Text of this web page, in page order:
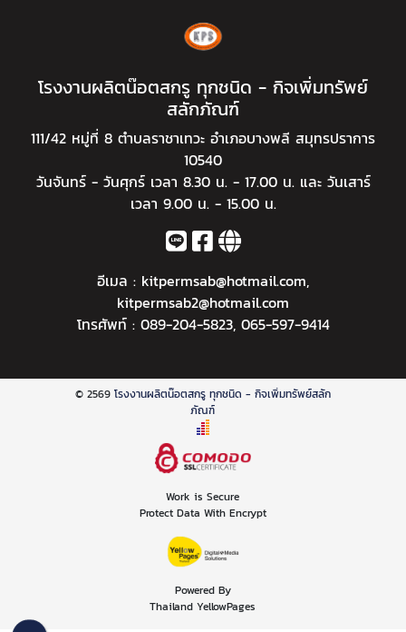
โรงงานผลิตน๊อตสกรู ทุกชนิด - กิจเพิ่มทรัพย์
สลักภัณฑ์
111/42 หมู่ที่ 8 ตำบลราชาเทวะ อำเภอบางพลี สมุทรปราการ
10540
วันจันทร์ - วันศุกร์ เวลา 8.30 น. - 17.00 น. และ วันเสาร์
เวลา 9.00 น. - 15.00 น.
อีเมล : kitpermsab@hotmail.com,
kitpermsab2@hotmail.com
โทรศัพท์ : 089-204-5823, 065-597-9414
© 2569 โรงงานผลิตน๊อตสกรู ทุกชนิด - กิจเพิ่มทรัพย์สลัก
ภัณฑ์
Work is Secure
Protect Data With Encrypt
Powered By
Thailand YellowPages